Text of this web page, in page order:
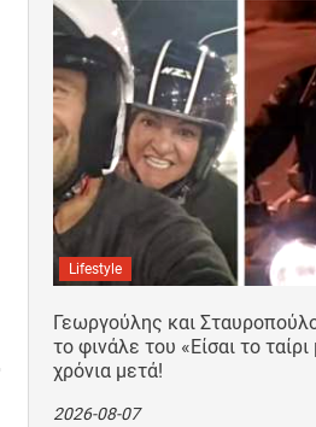
Lifestyle
Γεωργούλης και
το φινάλε του «Είσαι το
χρόνια μετά!
2026-08-07